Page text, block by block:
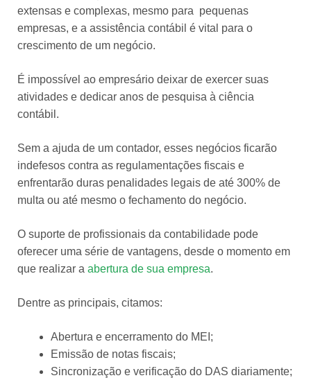
extensas e complexas, mesmo para pequenas
empresas, e a assistência contábil é vital para o
crescimento de um negócio.
É impossível ao empresário deixar de exercer suas
atividades e dedicar anos de pesquisa à ciência
contábil.
Sem a ajuda de um contador, esses negócios ficarão
indefesos contra as regulamentações fiscais e
enfrentarão duras penalidades legais de até 300% de
multa ou até mesmo o fechamento do negócio.
O suporte de profissionais da contabilidade pode
oferecer uma série de vantagens, desde o momento em
que realizar a abertura de sua empresa.
Dentre as principais, citamos:
Abertura e encerramento do MEI;
Emissão de notas fiscais;
Sincronização e verificação do DAS diariamente;